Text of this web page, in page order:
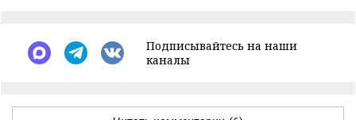
Подписывайтесь на наши
каналы